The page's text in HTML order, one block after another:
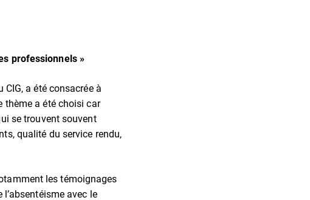
professionnels »
a été consacrée à
thème a été choisi car
se trouvent souvent
qualité du service rendu,
les témoignages
avec le